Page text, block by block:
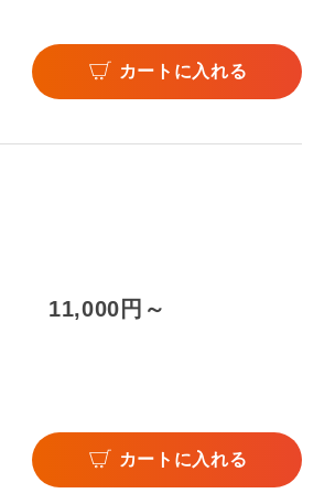
カートに入れる
11,000円～
カートに入れる